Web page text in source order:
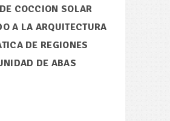
COCCION SOLAR
A LA ARQUITECTURA
DE REGIONES
DE ABAS